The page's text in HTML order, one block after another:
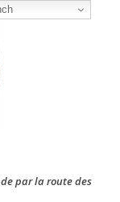
par la route des